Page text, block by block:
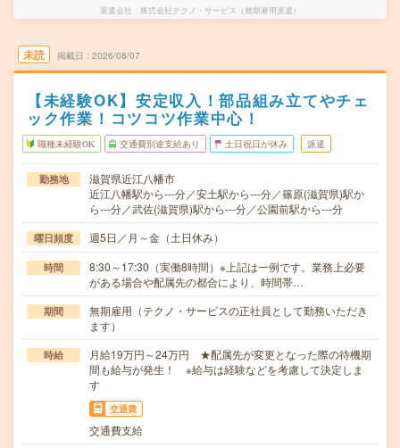
派遣会社 株式会社テクノ・サービス（無期雇用派遣）
未読 掲載日 2026/08/07
【未経験OK】安定収入！部品組み立てやチェ
ック作業！コツコツ作業中心！
職種未経験OK 交通費別途支給あり 土日祝日が休み 派遣
勤務地
滋賀県近江八幡市
近江八幡駅から---分／安土駅から---分／篠原(滋賀県)駅か
ら---分／武佐(滋賀県)駅から---分／公園前駅から---分
曜日頻度 週5日／月～金（土日休み）
時間
8:30～17:30（実働8時間）※上記は一例です。業務上必要
がある場合や配属先の都合により、時間帯…
期間
無期雇用（テクノ・サービスの正社員として勤務いただき
ます）
時給
月給19万円～24万円 ★配属先が変更となった際の待機期
間も給与が発生！ ※給与は経験などを考慮して決定しま
す
交通費
交通費支給